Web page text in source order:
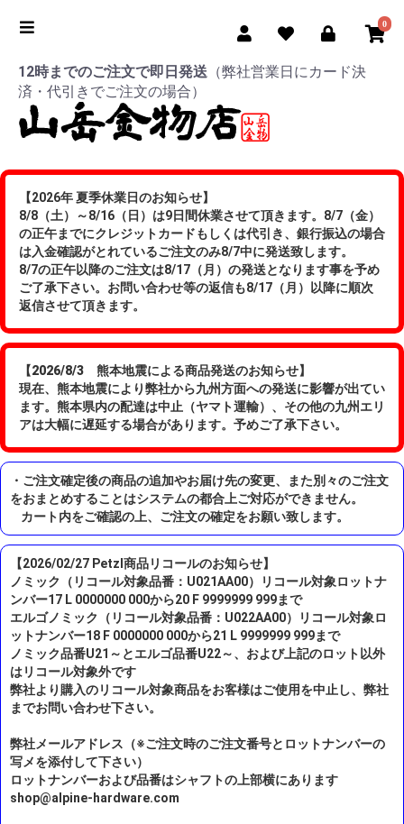
0
12時までのご注文で即日発送 （弊社営業日にカード決
済・代引きでご注文の場合）
【2026年 夏季休業日のお知らせ】
8/8（土）～8/16（日）は9日間休業させて頂きます。8/7（金）
の正午までにクレジットカードもしくは代引き、銀行振込の場合
は入金確認がとれているご注文のみ8/7中に発送致します。
8/7の正午以降のご注文は8/17（月）の発送となります事を予め
ご了承下さい。お問い合わせ等の返信も8/17（月）以降に順次
返信させて頂きます。
【2026/8/3 熊本地震による商品発送のお知らせ】
現在、熊本地震により弊社から九州方面への発送に影響が出てい
ます。熊本県内の配達は中止（ヤマト運輸）、その他の九州エリ
アは大幅に遅延する場合があります。予めご了承下さい。
・ご注文確定後の商品の追加やお届け先の変更、また別々のご注文
をおまとめすることはシステムの都合上ご対応ができません。
カート内をご確認の上、ご注文の確定をお願い致します。
【2026/02/27 Petzl商品リコールのお知らせ】
ノミック（リコール対象品番：U021AA00）リコール対象ロットナ
ンバー17 L 0000000 000から20 F 9999999 999まで
エルゴノミック（リコール対象品番：U022AA00）リコール対象ロ
ットナンバー18 F 0000000 000から21 L 9999999 999まで
ノミック品番U21～とエルゴ品番U22～、および上記のロット以外
はリコール対象外です
弊社より購入のリコール対象商品をお客様はご使用を中止し、弊社
までお問い合わせ下さい。
弊社メールアドレス（※ご注文時のご注文番号とロットナンバーの
写メを添付して下さい）
ロットナンバーおよび品番はシャフトの上部横にあります
shop@alpine-hardware.com